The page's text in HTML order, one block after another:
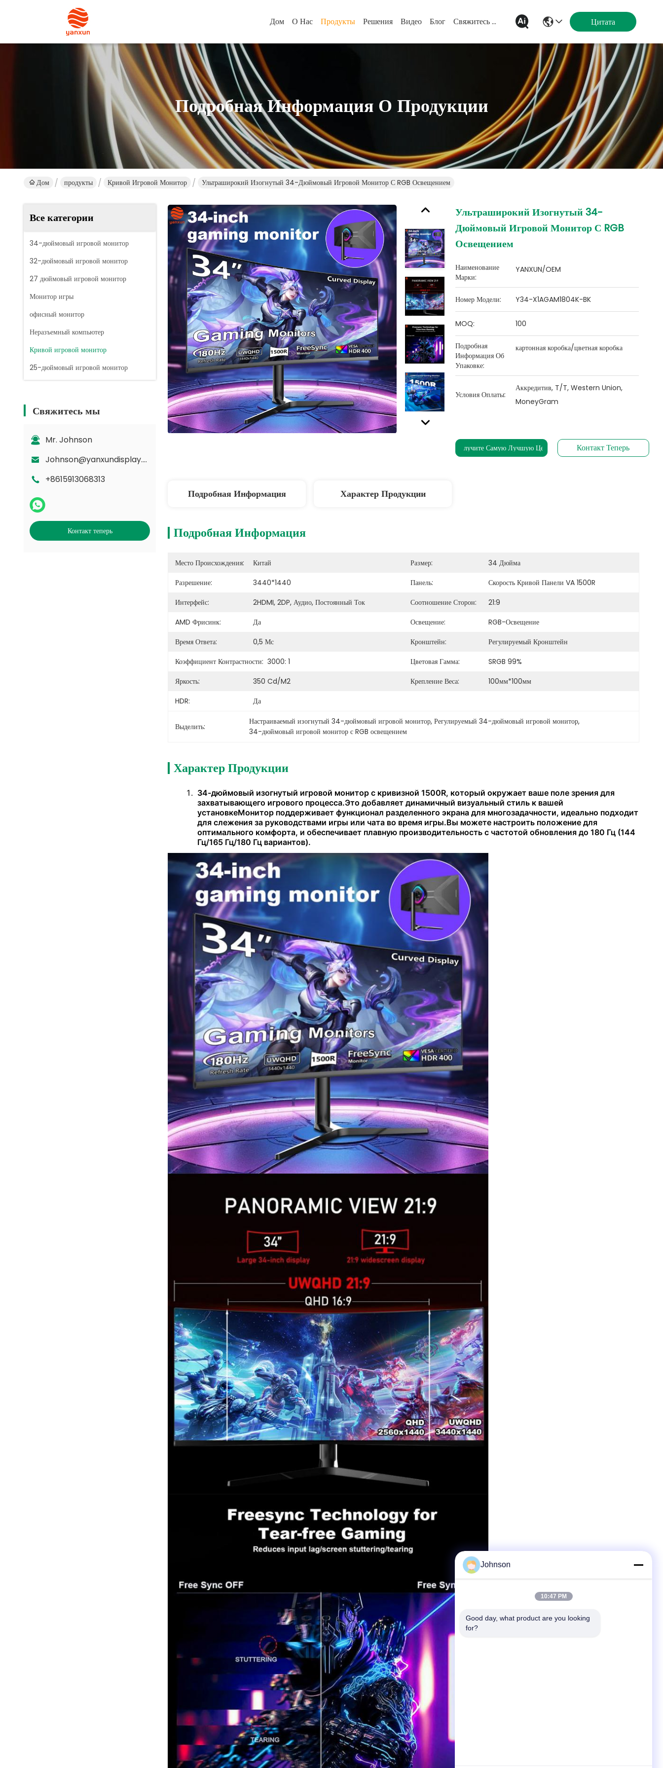
Дом О Нас Продукты Решения Видео Блог Свяжитесь Мы Цитата
Подробная Информация О Продукции
Дом продукты Кривой Игровой Монитор Ультраширокий Изогнутый 34-Дюймовый Игровой Монитор С RGB Освещением
Все категории
34-дюймовый игровой монитор
32-дюймовый игровой монитор
27 дюймовый игровой монитор
Монитор игры
офисный монитор
Неразъемный компьютер
Кривой игровой монитор
25-дюймовый игровой монитор
Свяжитесь мы
Mr. Johnson
Johnson@yanxundisplay.com
+8615913068313
Контакт теперь
Ультраширокий Изогнутый 34-
Дюймовый Игровой Монитор С RGB
Освещением
Наименование
Марки:
YANXUN/OEM
Номер Модели: Y34-X1AGAM1804K-BK
MOQ: 100
Подробная
Информация Об
Упаковке:
картонная коробка/цветная коробка
Условия Оплаты:
Аккредитив, T/T, Western Union,
MoneyGram
Получите Самую Лучшую Цену Контакт Теперь
Подробная Информация Характер Продукции
Подробная Информация
Место Происхождения: Китай Размер:
34 Дюйма
Разрешение:
3440*1440 Панель:
Скорость Кривой Панели VA 1500R
Интерфейс:
2HDMI, 2DP, Аудио, Постоянный Ток Соотношение Сторон:
21:9
AMD Фрисинк:
Да Освещение:
RGB-Освещение
Время Ответа:
0,5 Мс Кронштейн:
Регулируемый Кронштейн
Коэффициент Контрастности: 3000: 1 Цветовая Гамма:
SRGB 99%
Яркость:
350 Cd/m2 Крепление Веса:
100мм*100мм
HDR:
Да
Выделить:
Настраиваемый изогнутый 34-дюймовый игровой монитор, Регулируемый 34-дюймовый игровой монитор,
34-дюймовый игровой монитор с RGB освещением
Характер Продукции
34-дюймовый изогнутый игровой монитор с кривизной 1500R, который окружает ваше поле зрения для
захватывающего игрового процесса.Это добавляет динамичный визуальный стиль к вашей
установкеМонитор поддерживает функционал разделенного экрана для многозадачности, идеально подходит
для слежения за руководствами игры или чата во время игры.Вы можете настроить положение для
оптимального комфорта, и обеспечивает плавную производительность с частотой обновления до 180 Гц (144
Гц/165 Гц/180 Гц вариантов).
Johnson
10:47 PM
Good day, what product are you looking
for?